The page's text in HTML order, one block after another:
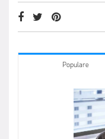
Populare